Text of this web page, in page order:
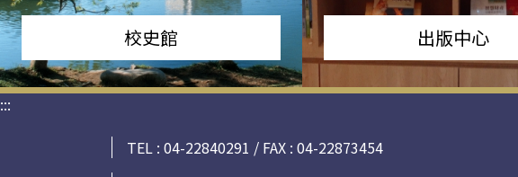
校史館 出版中心
:::
TEL : 04-22840291 / FAX : 04-22873454